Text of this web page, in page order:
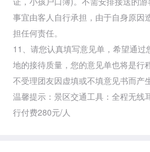
事宜由客人自行承担，由于自身原因
担任何责任。
11、请您认真填写意见单，希望通过
地的接待质量，您的意见单也将是行
不受理团友因虚填或不填意见书而产
温馨提示：景区交通工具：全程无线
行付费280元/人